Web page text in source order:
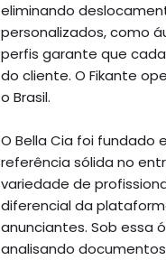
eliminando
personalizados, como
perfis garante que
do cliente. O Fikante
o Brasil.
O Bella Cia foi fundado
referência sólida no
variedade de
diferencial da
anunciantes. Sob essa
analisando